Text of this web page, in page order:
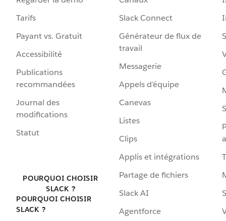
Tarifs
Payant vs. Gratuit
Accessibilité
Publications
recommandées
Journal des
modifications
Statut
POURQUOI CHOISIR
SLACK ?
POURQUOI CHOISIR
SLACK ?
Slack Connect
Générateur de flux de
travail
Messagerie
Appels d’équipe
Canevas
Listes
Clips
Applis et intégrations
Partage de fichiers
Slack AI
Agentforce